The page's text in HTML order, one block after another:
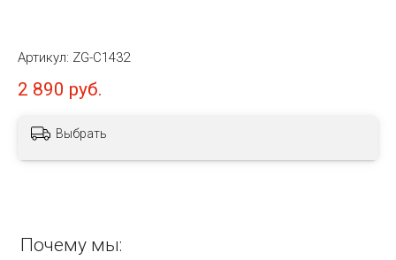
Артикул: ZG-C1432
2 890 руб.
Выбрать
Почему мы: